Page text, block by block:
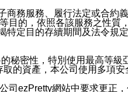
務服務、履行法定或合
的，依照各該服務之性質
定目的存續期間及法令規
秘密性，特別使用最高等
的資產，本公司使用多項
ezPretty網站中要求更正